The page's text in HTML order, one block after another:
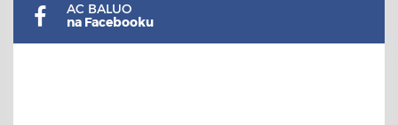
AC BALUO
na Facebooku